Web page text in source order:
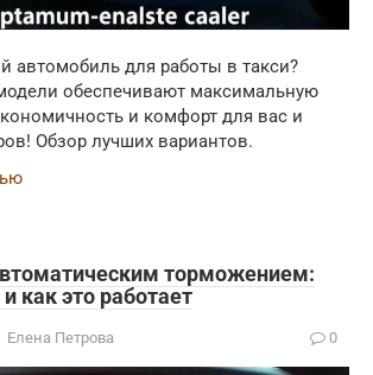
автомобиль для работы в такси?
обеспечивают максимальную
и комфорт для вас и
Обзор лучших вариантов.
торможением:
как это работает
Елена Петрова 0